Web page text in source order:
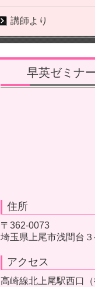
講師より
早英ゼミナ
住所
〒362-0073
埼玉県上尾市浅間台
アクセス
高崎線北上尾駅西口